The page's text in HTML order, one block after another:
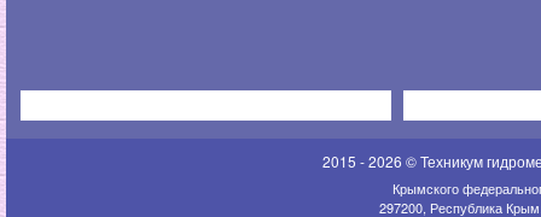
2015 - 2026 © Техникум
Крымского
297200, Республика